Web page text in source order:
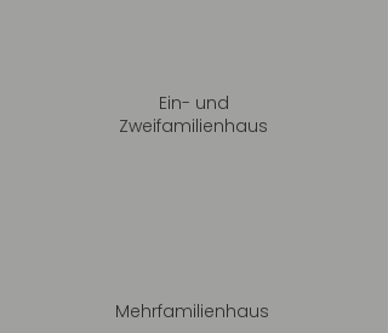
Ein- und
Zweifamilienhaus
Mehrfamilienhaus